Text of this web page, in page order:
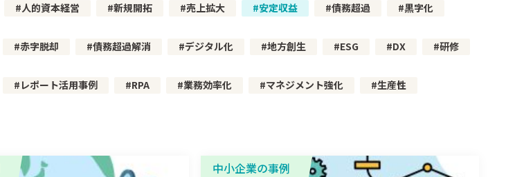
人的資本経営 新規開拓 売上拡大 安定収益 債務超過 黒字化
赤字脱却 債務超過解消 デジタル化 地方創生 ESG DX 研修
レポート活用事例 RPA 業務効率化 マネジメント強化 生産性
中小企業の事例